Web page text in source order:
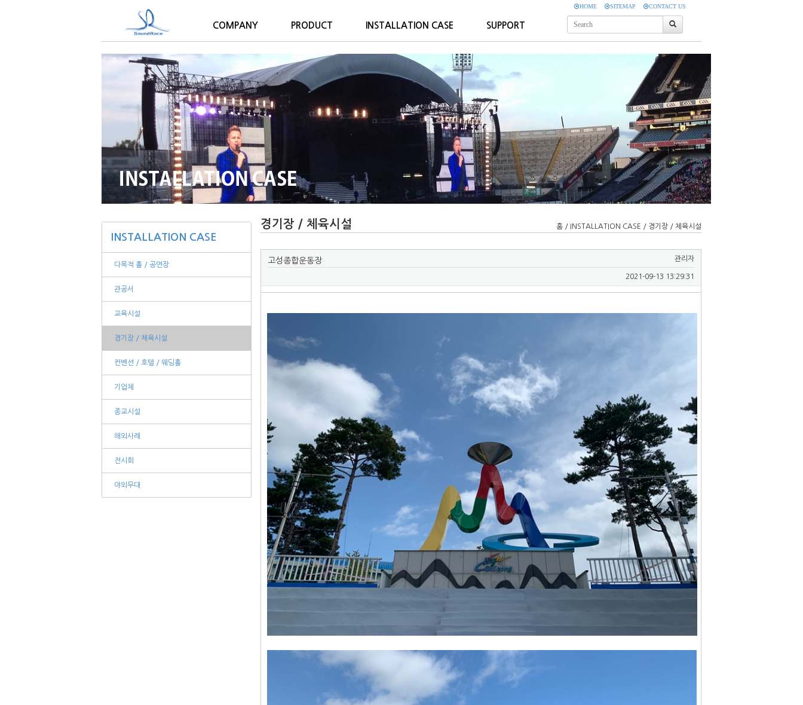
COMPANY PRODUCT INSTALLATION CASE SUPPORT
HOME SITEMAP CONTACT US
INSTALLATION CASE
다목적 홀 / 공연장
관공서
교육시설
경기장 / 체육시설
컨벤션 / 호텔 / 웨딩홀
기업체
종교시설
해외사례
전시회
야외무대
경기장 / 체육시설 홈 / INSTALLATION CASE / 경기장 / 체육시설
고성종합운동장 관리자
2021-09-13 13:29:31